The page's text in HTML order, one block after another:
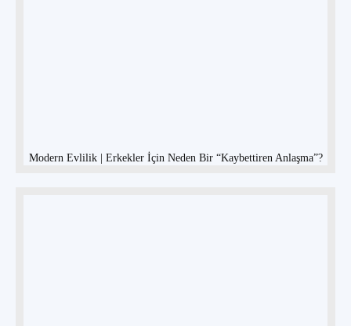
Modern Evlilik | Erkekler İçin Neden Bir “Kaybettiren Anlaşma”?